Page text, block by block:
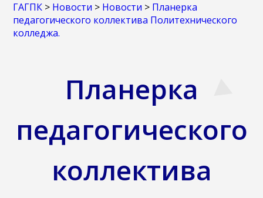
ГАГПК > Новости > Новости > Планерка
педагогического коллектива Политехнического
колледжа.
Планерка
педагогического
коллектива